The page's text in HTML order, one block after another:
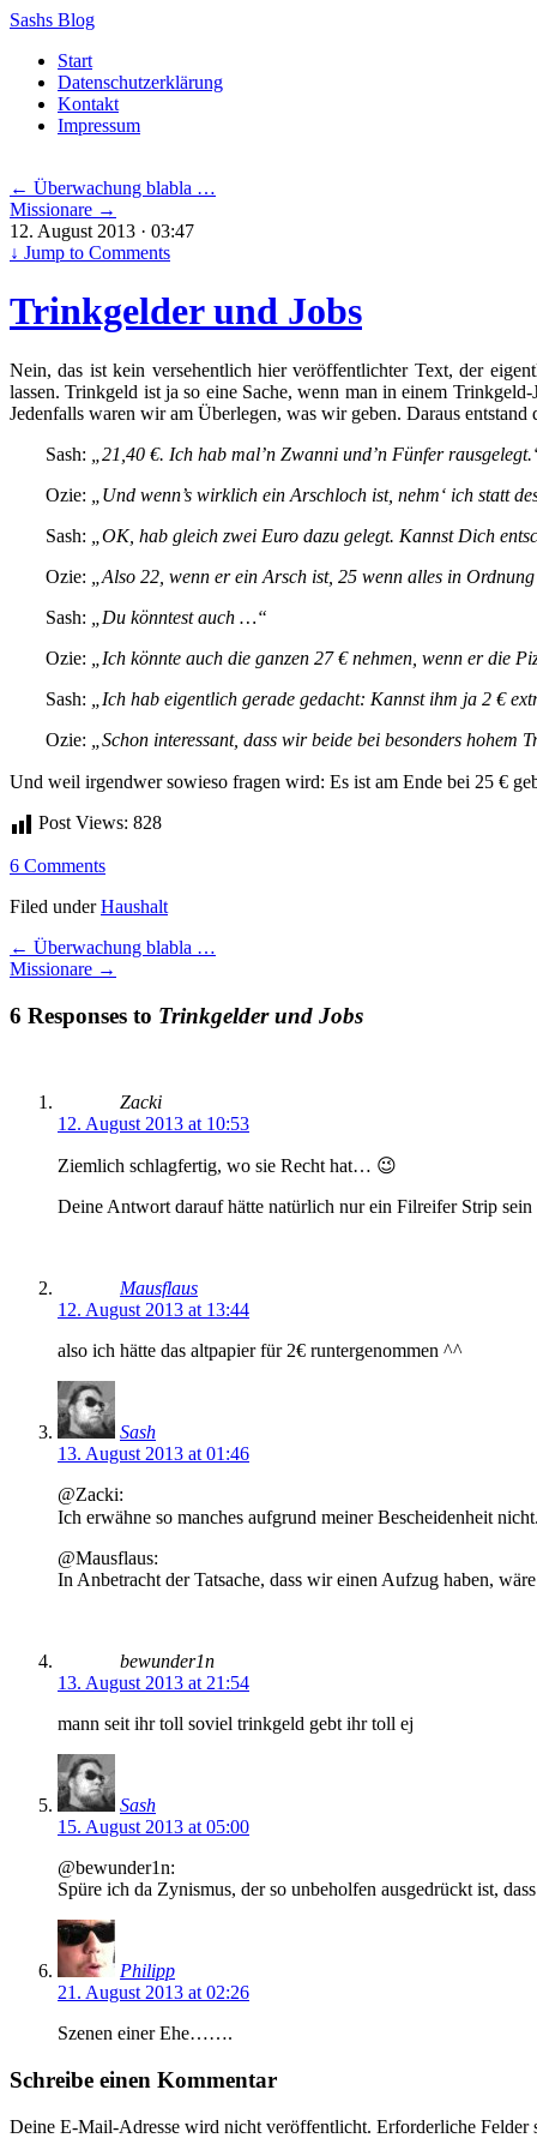
Sashs Blog
Skip
content
Start
Datenschutzerklärung
Kontakt
Impressum
← Überwachung blabla …
Missionare →
12. August 2013 · 03:47
↓ Jump to Comments
Trinkgelder und Jobs
Nein, das ist kein versehentlich hier veröffentlichter Text, der
lassen. Trinkgeld ist ja so eine Sache, wenn man in einem
Jedenfalls waren wir am Überlegen, was wir geben. Daraus
Sash:
„21,40 €. Ich hab mal’n Zwanni und’n Fünfer
Ozie: „Und wenn’s wirklich ein Arschloch ist, nehm‘ ich statt
Sash:
„OK, hab gleich zwei Euro dazu gelegt. Kannst Dich
Ozie:
„Also 22, wenn er ein Arsch ist, 25 wenn alles in
Sash:
„Du könntest auch …“
Ozie:
„Ich könnte auch die ganzen 27 € nehmen, wenn er die
Sash:
„Ich hab eigentlich gerade gedacht: Kannst ihm ja 2 €
Ozie:
„Schon interessant, dass wir beide bei besonders
Und weil irgendwer sowieso fragen wird: Es ist am Ende bei 25 €
Post Views: 828
6 Comments
Filed underHaushalt
← Überwachung blabla …
Missionare →
6 Responses to Trinkgelder und Jobs
Zacki
12. August 2013 at 10:53
Ziemlich schlagfertig, wo sie Recht hat… 😉
Deine Antwort darauf hätte natürlich nur ein Filreifer Strip
Mausflaus
12. August 2013 at 13:44
also ich hätte das altpapier für 2€ runtergenommen ^^
Sash
13. August 2013 at 01:46
@Zacki:
Ich erwähne so manches aufgrund meiner Bescheidenheit
@Mausflaus:
In Anbetracht der Tatsache, dass wir einen Aufzug haben,
bewunder1n
13. August 2013 at 21:54
mann seit ihr toll soviel trinkgeld gebt ihr toll ej
Sash
15. August 2013 at 05:00
@bewunder1n:
Spüre ich da Zynismus, der so unbeholfen ausgedrückt ist,
Philipp
21. August 2013 at 02:26
Szenen einer Ehe…….
Schreibe einen Kommentar
Deine E-Mail-Adresse wird nicht veröffentlicht. Erforderliche Felder